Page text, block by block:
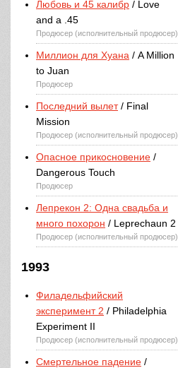
Любовь и 45 калибр / Love
and a .45
Продюсер (исполнительный продюсер)
Миллион для Хуана / A Million
to Juan
Продюсер
Последний вылет/ Final
Mission
Продюсер (исполнительный продюсер)
Опасное прикосновение /
Dangerous Touch
Продюсер
Лепрекон 2: Одна свадьба и
много похорон / Leprechaun 2
Продюсер (исполнительный продюсер)
1993
Филадельфийский
эксперимент 2 / Philadelphia
Experiment II
Продюсер (исполнительный продюсер)
Смертельное падение /